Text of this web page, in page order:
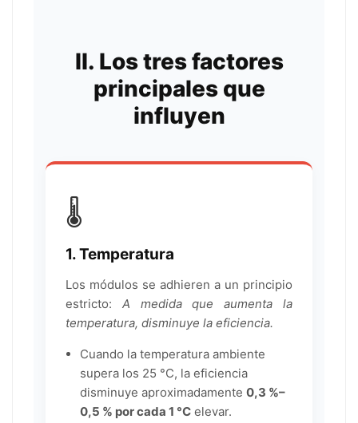
II. Los tres factores
principales que
influyen
🌡️
1. Temperatura
Los módulos se adhieren a un principio
estricto: A medida que aumenta la
temperatura, disminuye la eficiencia.
Cuando la temperatura ambiente
supera los 25 °C, la eficiencia
disminuye aproximadamente 0,3 %–
0,5 % por cada 1 °Celevar.